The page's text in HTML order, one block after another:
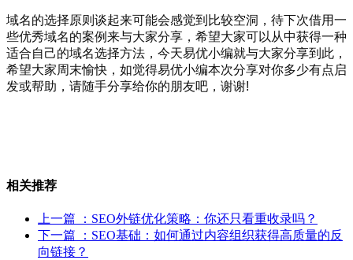
域名的选择原则谈起来可能会感觉到比较空洞，待下次借用一
些优秀域名的案例来与大家分享，希望大家可以从中获得一种
适合自己的域名选择方法，今天易优小编就与大家分享到此，
希望大家周末愉快，如觉得易优小编本次分享对你多少有点启
发或帮助，请随手分享给你的朋友吧，谢谢!
相关推荐
上一篇
：SEO外链优化策略：你还只看重收录吗？
下一篇
：SEO基础：如何通过内容组织获得高质量的反
向链接？